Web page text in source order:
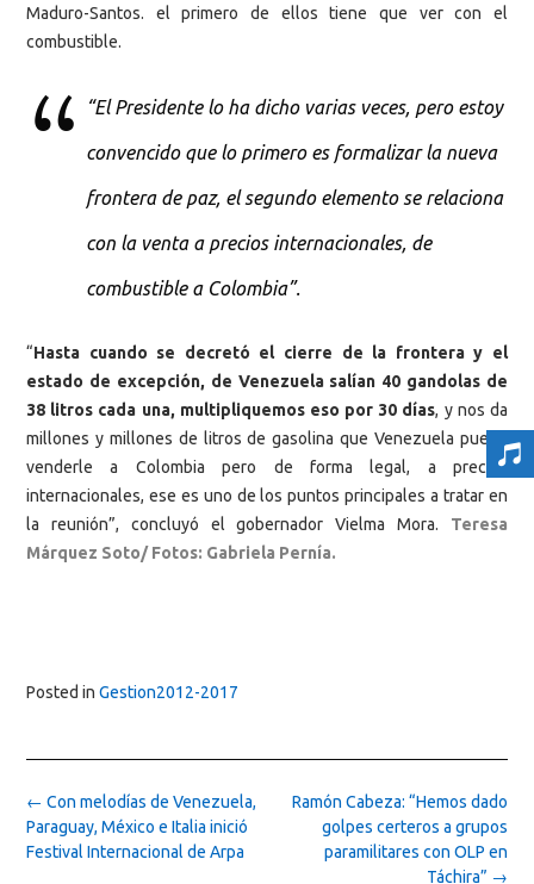
Maduro-Santos. el primero de ellos tiene que ver con el
combustible.
“El Presidente lo ha dicho varias veces, pero estoy
convencido que lo primero es formalizar la nueva
frontera de paz, el segundo elemento se relaciona
con la venta a precios internacionales, de
combustible a Colombia”.
“Hasta cuando se decretó el cierre de la frontera y el
estado de excepción, de Venezuela salían 40 gandolas de
38 litros cada una, multipliquemos eso por 30 días, y nos da
millones y millones de litros de gasolina que Venezuela puede
venderle a Colombia pero de forma legal, a precios
internacionales, ese es uno de los puntos principales a tratar en
la reunión”, concluyó el gobernador Vielma Mora. Teresa
Márquez Soto/ Fotos: Gabriela Pernía.
Posted in Gestion2012-2017
Post
navigation
Ramón Cabeza: “Hemos dado
golpes certeros a grupos
paramilitares con OLP en
Táchira” →
← Con melodías de Venezuela,
Paraguay, México e Italia inició
Festival Internacional de Arpa